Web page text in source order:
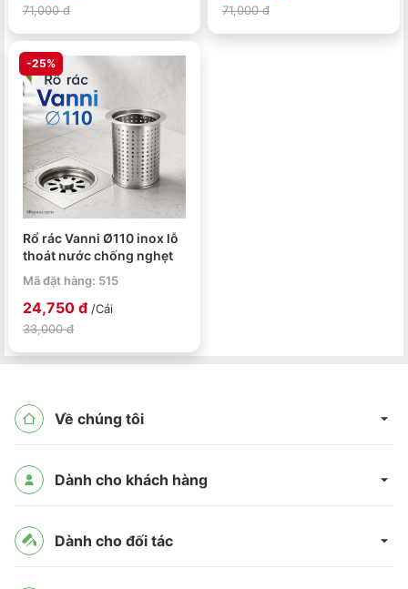
71,000 đ
71,000 đ
-25%
Rổ rác Vanni Ø110 inox lỗ
thoát nước chống nghẹt
Mã đặt hàng: 515
24,750 đ /Cái
33,000 đ
Về chúng tôi
Dành cho khách hàng
Dành cho đối tác